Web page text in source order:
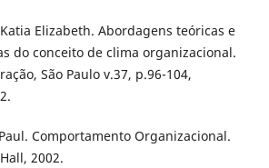
Katia Elizabeth. Abordagens teóricas e
do conceito de clima organizacional.
São Paulo v.37, p.96-104,
Comportamento Organizacional.
2002.